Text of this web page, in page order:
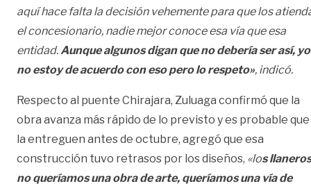
aquí hace falta la decisión vehemente para que los
el concesionario, nadie mejor conoce esa vía que esa
entidad.Aunque algunos digan que no debería ser así, yo
no estoy de acuerdo con eso pero lo respeto», indicó.
Respecto al puente Chirajara, Zuluaga confirmó que la
obra avanza más rápido de lo previsto y es probable que
la entreguen antes de octubre, agregó que esa
construcción tuvo retrasos por los diseños, «los llaneros
no queríamos una obra de arte, queríamos una vía de